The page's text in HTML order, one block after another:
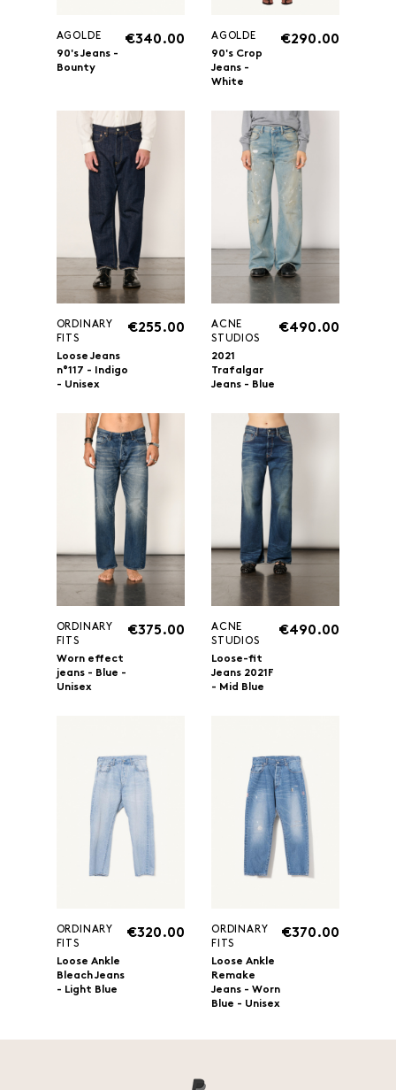
AGOLDE
90's Jeans -
Bounty
€340.00
AGOLDE
90's Crop
Jeans -
White
€290.00
ORDINARY
FITS
Loose Jeans
n°117 - Indigo
- Unisex
€255.00
ACNE
STUDIOS
2021
Trafalgar
Jeans - Blue
€490.00
ORDINARY
FITS
Worn effect
jeans - Blue -
Unisex
€375.00
ACNE
STUDIOS
Loose-fit
Jeans 2021F
- Mid Blue
€490.00
ORDINARY
FITS
Loose Ankle
Bleach Jeans
- Light Blue
€320.00
ORDINARY
FITS
Loose Ankle
Remake
Jeans - Worn
Blue - Unisex
€370.00